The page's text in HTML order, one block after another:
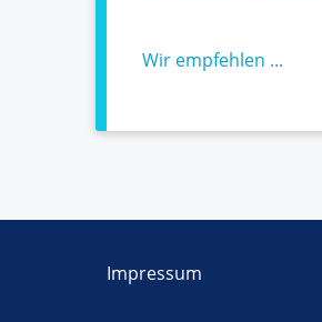
Wir empfehlen ...
Impressum